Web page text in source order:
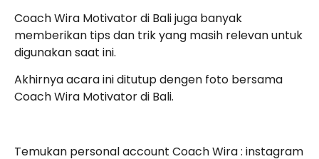
Coach Wira Motivator di Bali juga banyak
memberikan tips dan trik yang masih relevan untuk
digunakan saat ini.
Akhirnya acara ini ditutup dengen foto bersama
Coach Wira Motivator di Bali.
Temukan personal account Coach Wira : instagram